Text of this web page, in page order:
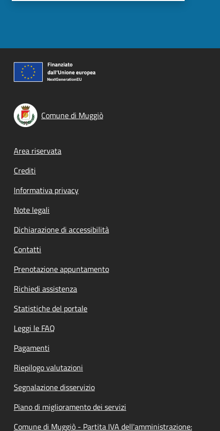
Comune di Muggiò
Footer menu
Area riservata
Crediti
Informativa privacy
Note legali
Dichiarazione di accessibilità
Contatti
Prenotazione appuntamento
Richiedi assistenza
Statistiche del portale
Leggi le FAQ
Pagamenti
Riepilogo valutazioni
Segnalazione disservizio
Piano di miglioramento dei servizi
Comune di Muggiò - Partita IVA dell'amministrazione: